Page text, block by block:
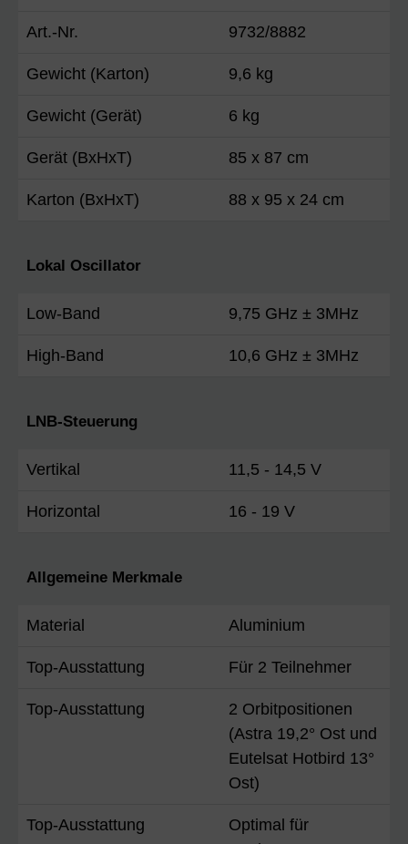
Art.-Nr. 9732/8882
Gewicht (Karton) 9,6 kg
Gewicht (Gerät) 6 kg
Gerät (BxHxT) 85 x 87 cm
Karton (BxHxT) 88 x 95 x 24 cm
Lokal Oscillator
Low-Band 9,75 GHz ± 3MHz
High-Band 10,6 GHz ± 3MHz
LNB-Steuerung
Vertikal 11,5 - 14,5 V
Horizontal 16 - 19 V
Allgemeine Merkmale
Material Aluminium
Top-Ausstattung Für 2 Teilnehmer
Top-Ausstattung
2 Orbitpositionen
(Astra 19,2° Ost und
Eutelsat Hotbird 13°
Ost)
Top-Ausstattung
Optimal für